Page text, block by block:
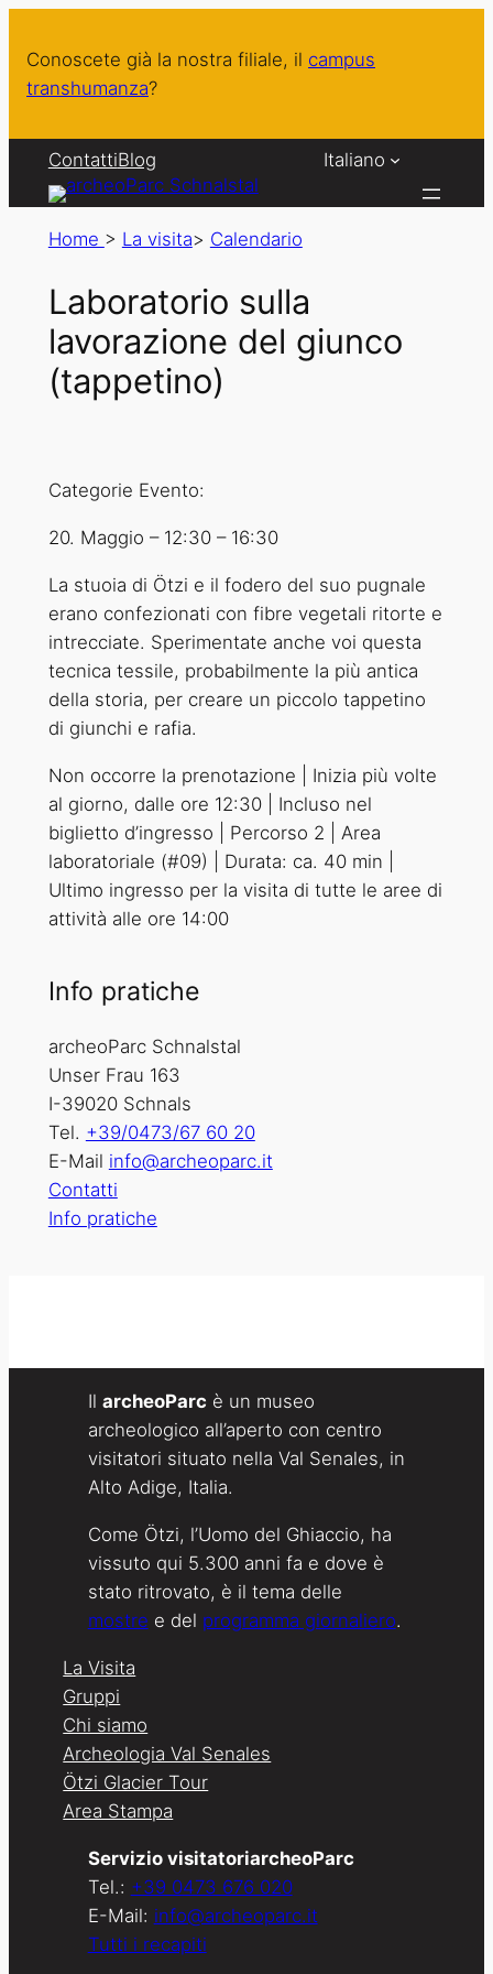
Conoscete già la nostra filiale, il campus
transhumanza?
ContattiBlog Italiano
Home > La visita> Calendario
Laboratorio sulla
lavorazione del giunco
(tappetino)
Categorie Evento:
20. Maggio – 12:30 – 16:30
La stuoia di Ötzi e il fodero del suo pugnale
erano confezionati con fibre vegetali ritorte e
intrecciate. Sperimentate anche voi questa
tecnica tessile, probabilmente la più antica
della storia, per creare un piccolo tappetino
di giunchi e rafia.
Non occorre la prenotazione | Inizia più volte
al giorno, dalle ore 12:30 | Incluso nel
biglietto d’ingresso | Percorso 2 | Area
laboratoriale (#09) | Durata: ca. 40 min |
Ultimo ingresso per la visita di tutte le aree di
attività alle ore 14:00
Info pratiche
archeoParc Schnalstal
Unser Frau 163
I-39020 Schnals
Tel. +39/0473/67 60 20
E-Mail info@archeoparc.it
Contatti
Info pratiche
Il archeoParc è un museo
archeologico all’aperto con centro
visitatori situato nella Val Senales, in
Alto Adige, Italia.
Come Ötzi, l’Uomo del Ghiaccio, ha
vissuto qui 5.300 anni fa e dove è
stato ritrovato, è il tema delle
mostre e del programma giornaliero.
La Visita
Gruppi
Chi siamo
Archeologia Val Senales
Ötzi Glacier Tour
Area Stampa
Servizio visitatoriarcheoParc
Tel.: +39 0473 676 020
E-Mail: info@archeoparc.it
Tutti i recapiti